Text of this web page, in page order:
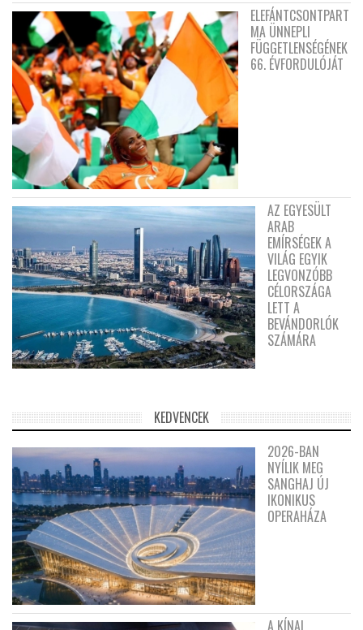
ELEFÁNTCSONTPART
MA ÜNNEPLI
FÜGGETLENSÉGÉNEK
66. ÉVFORDULÓJÁT
AZ EGYESÜLT
ARAB
EMÍRSÉGEK A
VILÁG EGYIK
LEGVONZÓBB
CÉLORSZÁGA
LETT A
BEVÁNDORLÓK
SZÁMÁRA
KEDVENCEK
2026-BAN
NYÍLIK MEG
SANGHAJ ÚJ
IKONIKUS
OPERAHÁZA
A KÍNAI